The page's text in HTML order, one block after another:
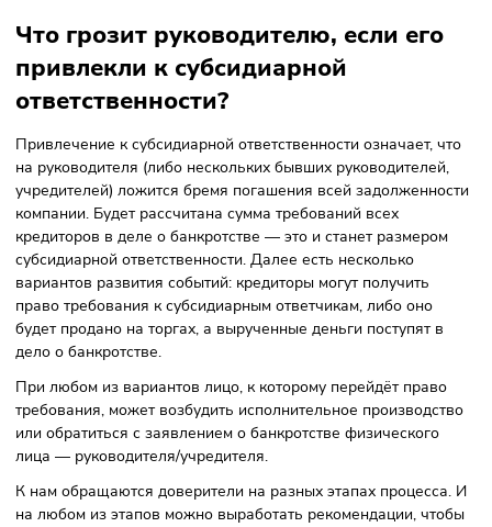
Что суд может трактовать как
доведение до банкротства? Всегда
ли есть вина директора?
Главное, что должен исследовать суд — в чём причина
банкротства конкретной компании и есть ли причинно-
следственная связь между действиями директора и
банкротством.
Если компания стала не способна расплатиться со
кредиторами из-за того, что директор выдавал займы
подконтрольным лицам, то, безусловно, вина директора в
этом есть. Но если же финансовые трудности компании
связаны с изменившейся экономической ситуацией, а
руководитель делал всё возможное для сохранения
компании «на плаву», то это совсем другая ситуация.
подтвердить ту или иную позицию, нужно оценить
аспектов. На менеджере в любом случае лежит
ответственность за каждое из решений, которое
для бизнеса.